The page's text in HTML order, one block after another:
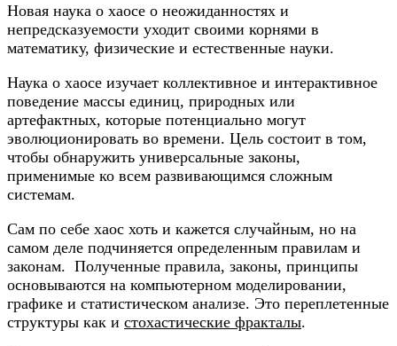
Новая наука о хаосе о неожиданностях и
непредсказуемости уходит своими корнями в
математику, физические и естественные науки.
Наука о хаосе изучает коллективное и интерактивное
поведение массы единиц, природных или
артефактных, которые потенциально могут
эволюционировать во времени. Цель состоит в том,
чтобы обнаружить универсальные законы,
применимые ко всем развивающимся сложным
системам.
Сам по себе хаос хоть и кажется случайным, но на
самом деле подчиняется определенным правилам и
законам. Полученные правила, законы, принципы
основываются на компьютерном моделировании,
графике и статистическом анализе. Это переплетенные
структуры как и стохастические фракталы.